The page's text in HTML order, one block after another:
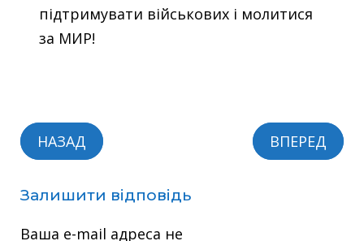
підтримувати військових і молитися
за МИР!
НАЗАД ВПЕРЕД
Залишити відповідь
Ваша e-mail адреса не